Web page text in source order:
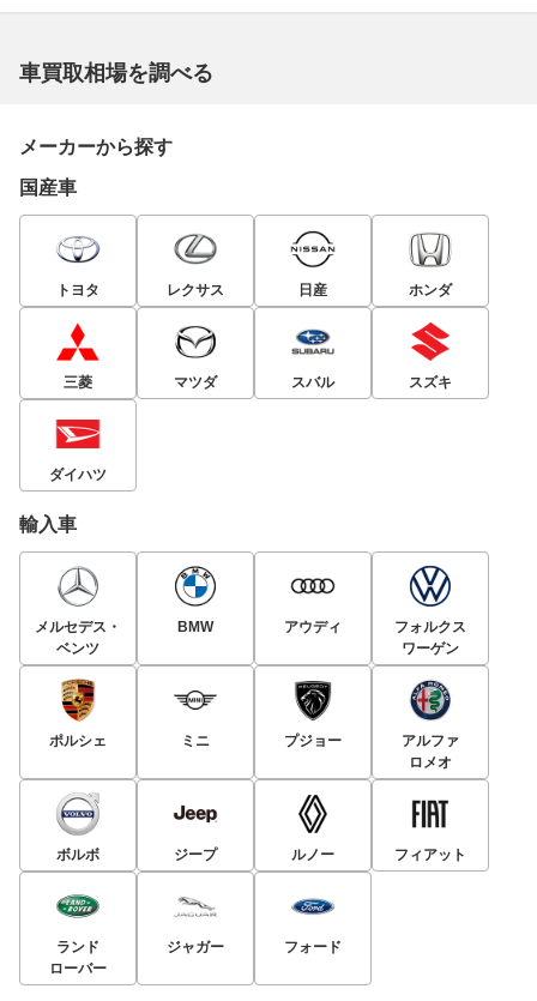
車買取相場を調べる
メーカーから探す
国産車
トヨタ レクサス 日産 ホンダ
三菱 マツダ スバル スズキ
ダイハツ
輸入車
メルセデス・
ベンツ
BMW アウディ
フォルクス
ワーゲン
ポルシェ ミニ プジョー
アルファ
ロメオ
ボルボ ジープ ルノー フィアット
ランド
ローバー
ジャガー フォード